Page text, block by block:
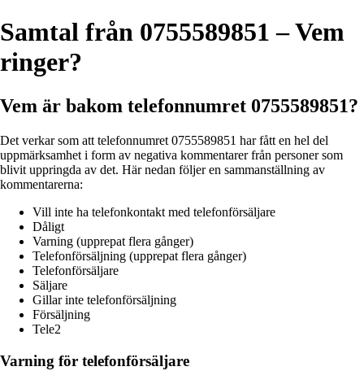
Samtal från 0755589851 – Vem
ringer?
Vem är bakom telefonnumret 0755589851?
Det verkar som att telefonnumret 0755589851 har fått en hel del
uppmärksamhet i form av negativa kommentarer från personer som
blivit uppringda av det. Här nedan följer en sammanställning av
kommentarerna:
Vill inte ha telefonkontakt med telefonförsäljare
Dåligt
Varning (upprepat flera gånger)
Telefonförsäljning (upprepat flera gånger)
Telefonförsäljare
Säljare
Gillar inte telefonförsäljning
Försäljning
Tele2
Varning för telefonförsäljare